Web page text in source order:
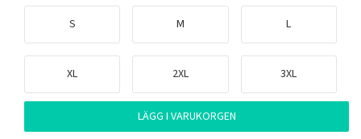
S M L
XL 2XL 3XL
LÄGG I VARUKORGEN